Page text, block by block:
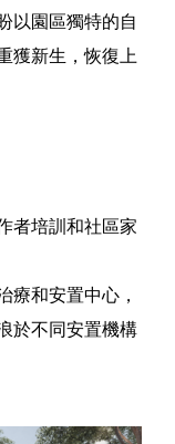
以園區獨特的自
獲新生，恢復上
者培訓和社區家
療和安置中心，
於不同安置機構